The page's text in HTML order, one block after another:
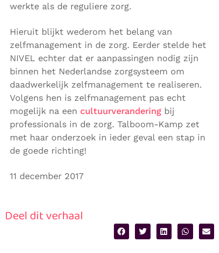
werkte als de reguliere zorg.
Hieruit blijkt wederom het belang van
zelfmanagement in de zorg. Eerder stelde het
NIVEL echter dat er aanpassingen nodig zijn
binnen het Nederlandse zorgsysteem om
daadwerkelijk zelfmanagement te realiseren.
Volgens hen is zelfmanagement pas echt
mogelijk na een cultuurverandering bij
professionals in de zorg. Talboom-Kamp zet
met haar onderzoek in ieder geval een stap in
de goede richting!
11 december 2017
Deel dit verhaal